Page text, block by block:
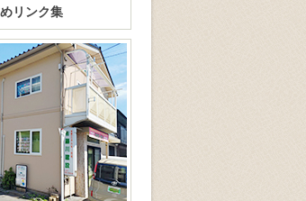
リンク集